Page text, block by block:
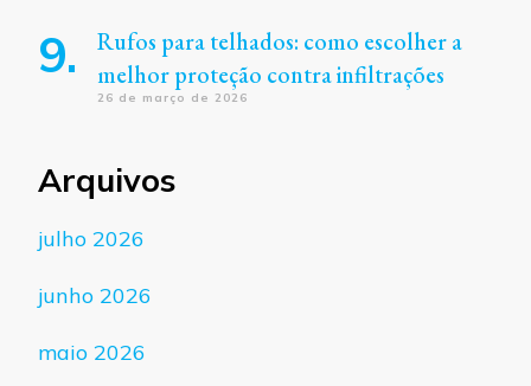
Rufos para telhados: como escolher a
melhor proteção contra infiltrações
26 de março de 2026
Arquivos
julho 2026
junho 2026
maio 2026